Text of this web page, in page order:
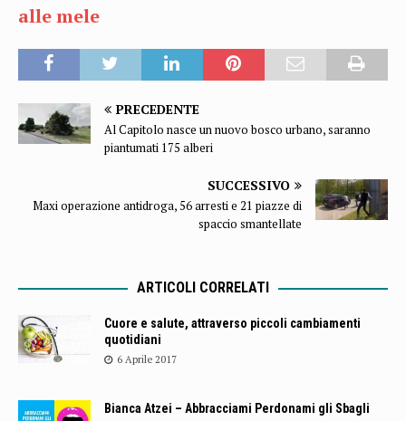
alle mele
PRECEDENTE
Al Capitolo nasce un nuovo bosco urbano, saranno
piantumati 175 alberi
SUCCESSIVO
Maxi operazione antidroga, 56 arresti e 21 piazze di
spaccio smantellate
ARTICOLI CORRELATI
Cuore e salute, attraverso piccoli cambiamenti
quotidiani
6 Aprile 2017
Bianca Atzei – Abbracciami Perdonami gli Sbagli